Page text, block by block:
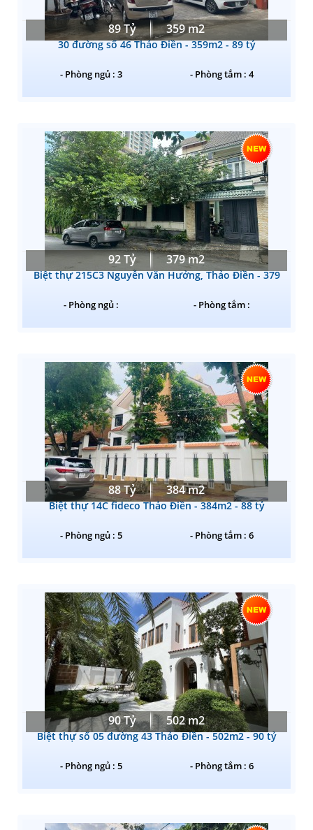
89 Tỷ 359 m2
30 đường số 46 Thảo Điền - 359m2 - 89 tỷ
- Phòng ngủ : 3 - Phòng tắm : 4
92 Tỷ 379 m2
Biệt thự 215C3 Nguyễn Văn Hưởng, Thảo Điền - 379
- Phòng ngủ : - Phòng tắm :
88 Tỷ 384 m2
Biệt thự 14C fideco Thảo Điền - 384m2 - 88 tỷ
- Phòng ngủ : 5 - Phòng tắm : 6
90 Tỷ 502 m2
Biệt thự số 05 đường 43 Thảo Điền - 502m2 - 90 tỷ
- Phòng ngủ : 5 - Phòng tắm : 6